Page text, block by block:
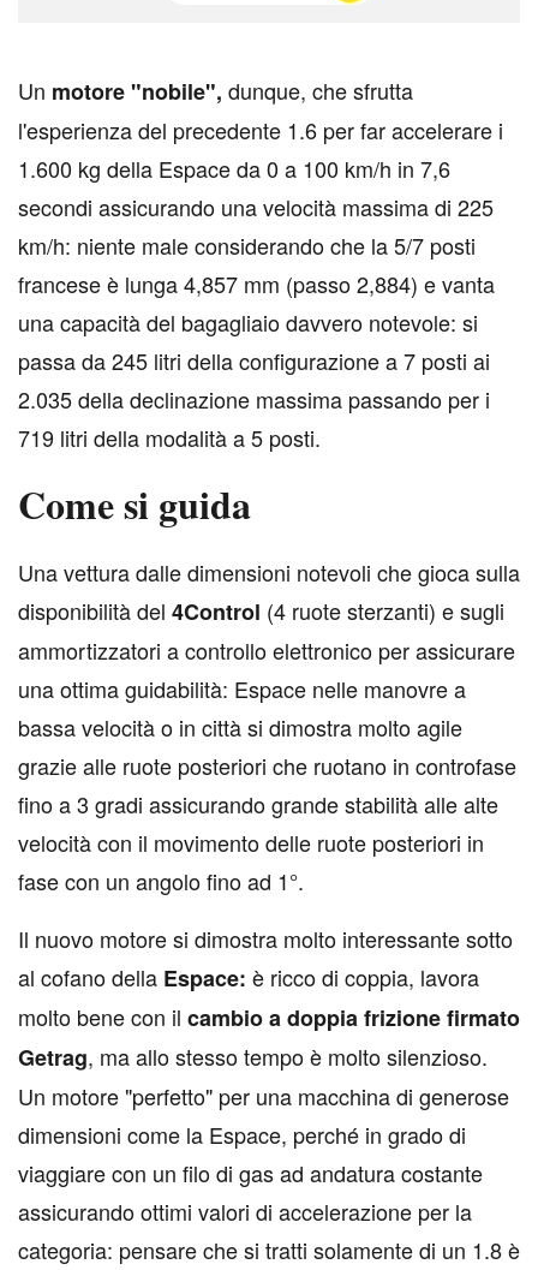
Un motore "nobile", dunque, che sfrutta
l'esperienza del precedente 1.6 per far accelerare i
1.600 kg della Espace da 0 a 100 km/h in 7,6
secondi assicurando una velocità massima di 225
km/h: niente male considerando che la 5/7 posti
francese è lunga 4,857 mm (passo 2,884) e vanta
una capacità del bagagliaio davvero notevole: si
passa da 245 litri della configurazione a 7 posti ai
2.035 della declinazione massima passando per i
719 litri della modalità a 5 posti.
Come si guida
Una vettura dalle dimensioni notevoli che gioca sulla
disponibilità del 4Control (4 ruote sterzanti) e sugli
ammortizzatori a controllo elettronico per assicurare
una ottima guidabilità: Espace nelle manovre a
bassa velocità o in città si dimostra molto agile
grazie alle ruote posteriori che ruotano in controfase
fino a 3 gradi assicurando grande stabilità alle alte
velocità con il movimento delle ruote posteriori in
fase con un angolo fino ad 1°.
Il nuovo motore si dimostra molto interessante sotto
al cofano della Espace: è ricco di coppia, lavora
molto bene con il cambio a doppia frizione firmato
Getrag, ma allo stesso tempo è molto silenzioso.
Un motore "perfetto" per una macchina di generose
dimensioni come la Espace, perché in grado di
viaggiare con un filo di gas ad andatura costante
assicurando ottimi valori di accelerazione per la
categoria: pensare che si tratti solamente di un 1.8 è